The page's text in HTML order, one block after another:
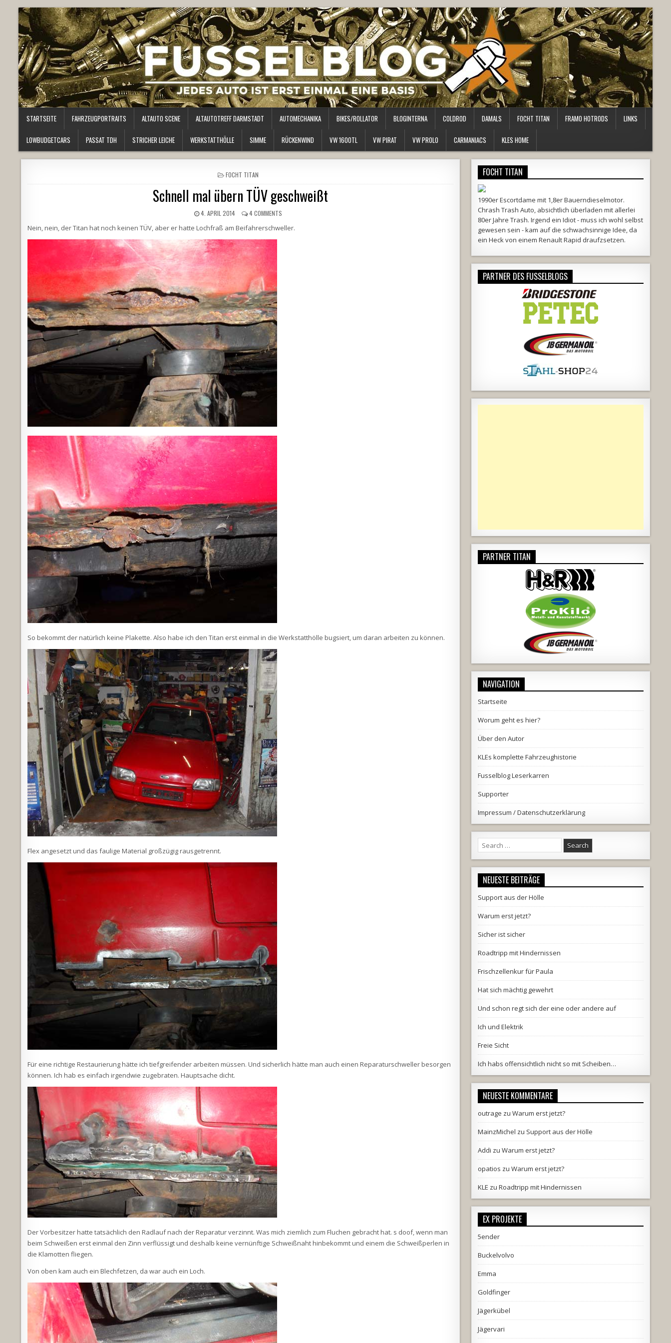
STARTSEITE FAHRZEUGPORTRAITS ALTAUTO SCENE ALTAUTOTREFF DARMSTADT AUTOMECHANIKA BIKES/ROLLATOR BLOGINTERNA COLDROD DAMALS FOCHT TITAN FRAMO HOTRODS LINKS
LOWBUDGETCARS PASSAT TDH STRICHER LEICHE WERKSTATTHÖLLE SIMME RÜCKENWIND VW 1600TL VW PIRAT VW PROLO CARMANIACS KLES HOME
POSTED
IN
FOCHT TITAN
Schnell mal übern TÜV geschweißt
4. APRIL 2014 4 COMMENTS
Nein, nein, der Titan hat noch keinen TÜV, aber er hatte Lochfraß am Beifahrerschweller.
So bekommt der natürlich keine Plakette. Also habe ich den Titan erst einmal in die Werkstatthölle bugsiert, um daran arbeiten zu können.
Flex angesetzt und das faulige Material großzügig rausgetrennt.
Für eine richtige Restaurierung hätte ich tiefgreifender arbeiten müssen. Und sicherlich hätte man auch einen Reparaturschweller besorgen
können. Ich hab es einfach irgendwie zugebraten. Hauptsache dicht.
Der Vorbesitzer hatte tatsächlich den Radlauf nach der Reparatur verzinnt. Was mich ziemlich zum Fluchen gebracht hat. s doof, wenn man
beim Schweißen erst einmal den Zinn verflüssigt und deshalb keine vernünftige Schweißnaht hinbekommt und einem die Schweißperlen in
die Klamotten fliegen.
Von oben kam auch ein Blechfetzen, da war auch ein Loch.
FOCHT TITAN
1990er Escortdame mit 1,8er Bauerndieselmotor.
Chrash Trash Auto, absichtlich überladen mit allerlei
80er Jahre Trash. Irgend ein Idiot - muss ich wohl selbst
gewesen sein - kam auf die schwachsinnige Idee, da
ein Heck von einem Renault Rapid draufzsetzen.
PARTNER DES FUSSELBLOGS
PARTNER TITAN
NAVIGATION
Startseite
Worum geht es hier?
Über den Autor
KLEs komplette Fahrzeughistorie
Fusselblog Leserkarren
Supporter
Impressum / Datenschutzerklärung
Search
for:
NEUESTE BEITRÄGE
Support aus der Hölle
Warum erst jetzt?
Sicher ist sicher
Roadtripp mit Hindernissen
Frischzellenkur für Paula
Hat sich mächtig gewehrt
Und schon regt sich der eine oder andere auf
Ich und Elektrik
Freie Sicht
Ich habs offensichtlich nicht so mit Scheiben…
NEUESTE KOMMENTARE
outrage zu Warum erst jetzt?
MainzMichel zu Support aus der Hölle
Addi zu Warum erst jetzt?
opatios zu Warum erst jetzt?
KLE zu Roadtripp mit Hindernissen
EX PROJEKTE
5ender
Buckelvolvo
Emma
Goldfinger
Jägerkübel
Jägervari